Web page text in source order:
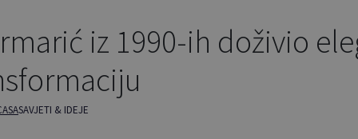
iz 1990-ih doživio
SAVJETI & IDEJE